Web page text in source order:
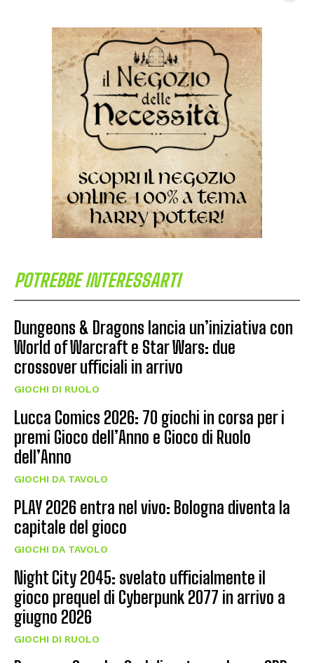
POTREBBE INTERESSARTI
Dungeons & Dragons lancia un’iniziativa con
World of Warcraft e Star Wars: due
crossover ufficiali in arrivo
GIOCHI DI RUOLO
Lucca Comics 2026: 70 giochi in corsa per i
premi Gioco dell’Anno e Gioco di Ruolo
dell’Anno
GIOCHI DA TAVOLO
PLAY 2026 entra nel vivo: Bologna diventa la
capitale del gioco
GIOCHI DA TAVOLO
Night City 2045: svelato ufficialmente il
gioco prequel di Cyberpunk 2077 in arrivo a
giugno 2026
GIOCHI DI RUOLO